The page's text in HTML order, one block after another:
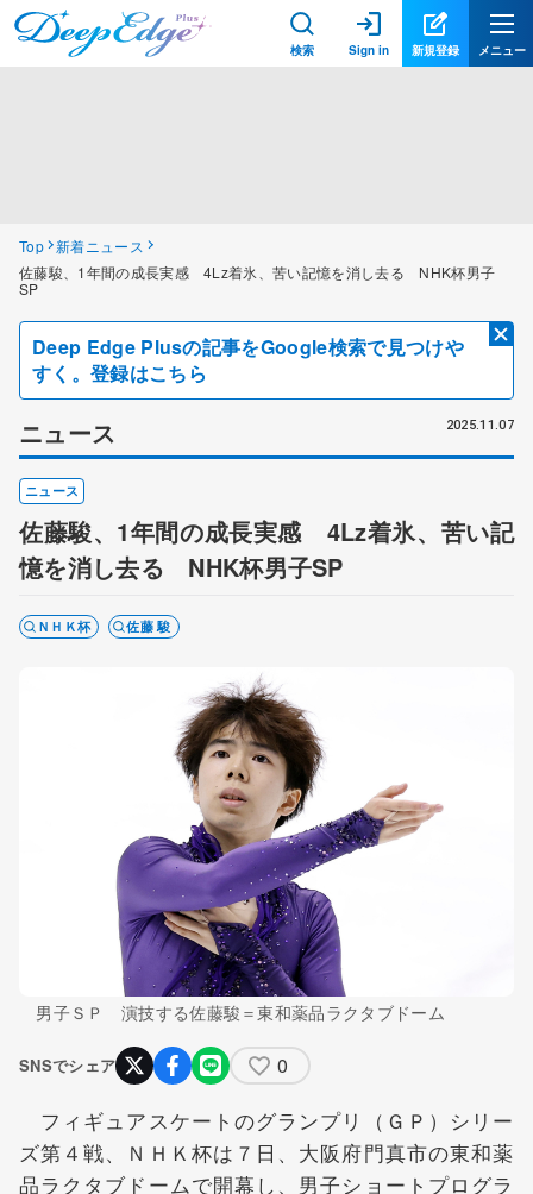
検索 Sign in 新規登録 メニュー
Top 新着ニュース
佐藤駿、1年間の成長実感 4Lz着氷、苦い記憶を消し去る NHK杯男子
SP
Deep Edge Plusの記事をGoogle検索で見つけや
すく。登録はこちら
ニュース 2025.11.07
ニュース
佐藤駿、1年間の成長実感 4Lz着氷、苦い記
憶を消し去る NHK杯男子SP
ＮＨＫ杯 佐藤 駿
男子ＳＰ 演技する佐藤駿＝東和薬品ラクタブドーム
SNSでシェア 0
フィギュアスケートのグランプリ（ＧＰ）シリー
ズ第４戦、ＮＨＫ杯は７日、大阪府門真市の東和薬
品ラクタブドームで開幕し、男子ショートプログラ